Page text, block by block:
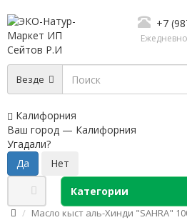
+7
Везде
Калифорния
Ваш город — Калифорния
Угадали?
Категории
Масло кыст аль-Хинди "SAHRA"